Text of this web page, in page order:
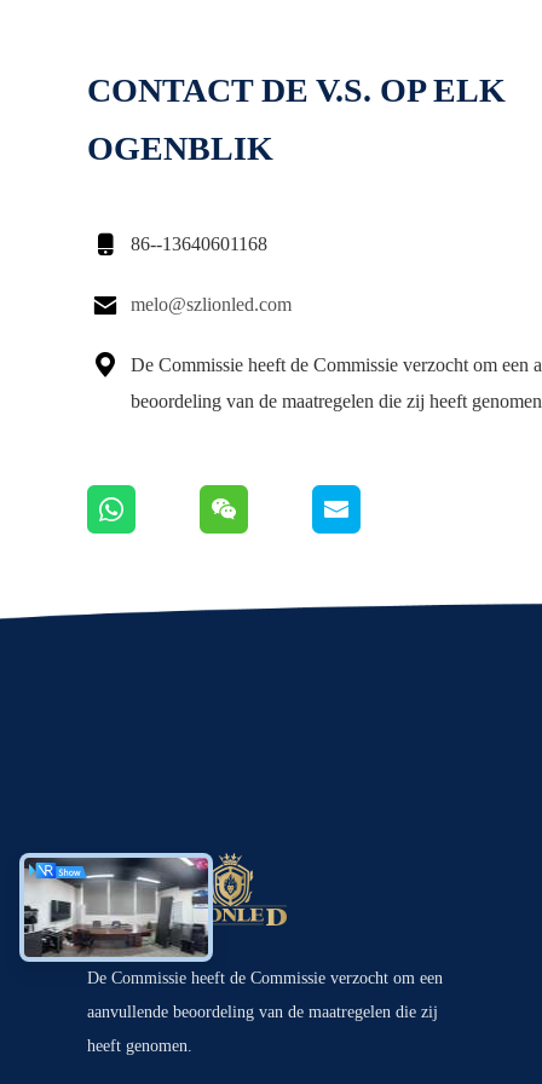
CONTACT DE V.S. OP ELK
OGENBLIK
 86--13640601168
 melo@szlionled.com

De Commissie heeft de Commissie verzocht om een
beoordeling van de maatregelen die zij heeft
De Commissie heeft de Commissie verzocht om een
aanvullende beoordeling van de maatregelen die zij
heeft genomen.